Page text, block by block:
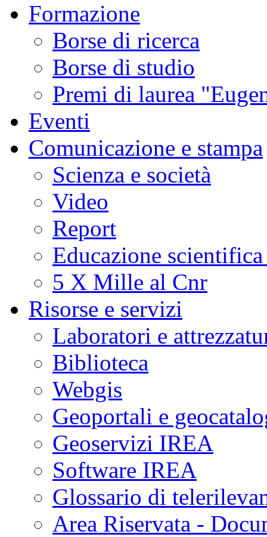
Formazione
Borse di ricerca
Borse di studio
Premi di laurea
Eventi
Comunicazione e stampa
Scienza e società
Video
Report
Educazione
5 X Mille al Cnr
Risorse e servizi
Laboratori e
Biblioteca
Webgis
Geoportali e
Geoservizi IREA
Software IREA
Glossario di
Area Riservata -